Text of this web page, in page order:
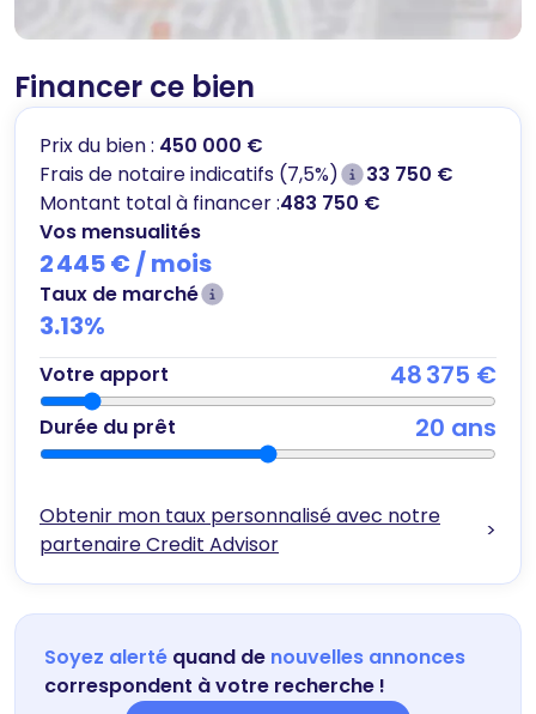
Financer ce bien
Prix du bien : 450 000 €
Frais de notaire indicatifs (7,5%)
33 750 €
Montant total à financer :483 750 €
Vos mensualités
2 445 € / mois
Taux de marché
3.13%
Votre apport 48 375 €
Durée du prêt 20 ans
Obtenir mon taux personnalisé avec notre
partenaire Credit Advisor
>
Soyez alerté quand de nouvelles annonces
correspondent à votre recherche !